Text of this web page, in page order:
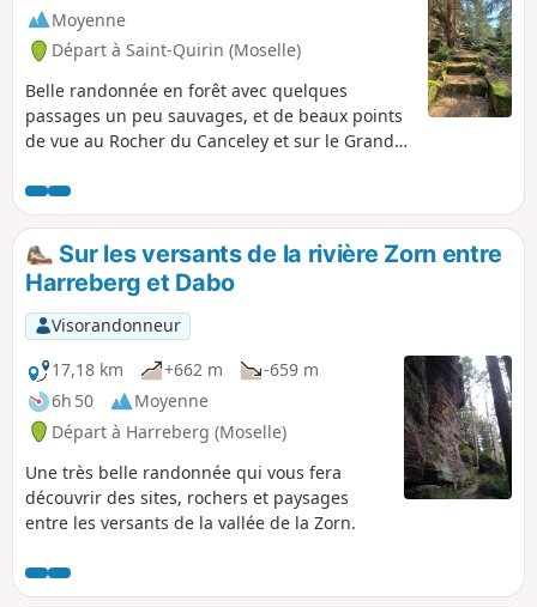
Moyenne
Départ à Saint-Quirin (Moselle)
Belle randonnée en forêt avec quelques
passages un peu sauvages, et de beaux points
de vue au Rocher du Canceley et sur le Grand
Sur les versants de la rivière Zorn entre
Harreberg et Dabo
Visorandonneur
17,18 km
+662 m
-659 m
6h 50
Moyenne
Départ à Harreberg (Moselle)
Une très belle randonnée qui vous fera
découvrir des sites, rochers et paysages
entre les versants de la vallée de la Zorn.